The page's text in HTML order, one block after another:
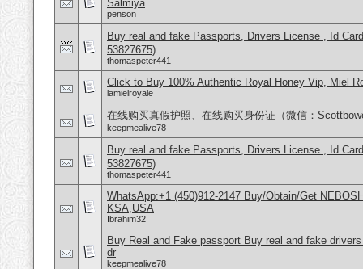
Salmiya
penson
Buy real and fake Passports, Drivers License , Id
53827675)
thomaspeter441
Click to Buy 100% Authentic Royal Honey Vip, Miel
lamielroyale
在线购买真假护照、在线购买身份证（微信：
keepmealive78
Buy real and fake Passports, Drivers License , Id
53827675)
thomaspeter441
WhatsApp:+1 (450)912-2147 Buy/Obtain/Get
KSA,USA
Ibrahim32
Buy Real and Fake passport Buy real and fake
dr
keepmealive78